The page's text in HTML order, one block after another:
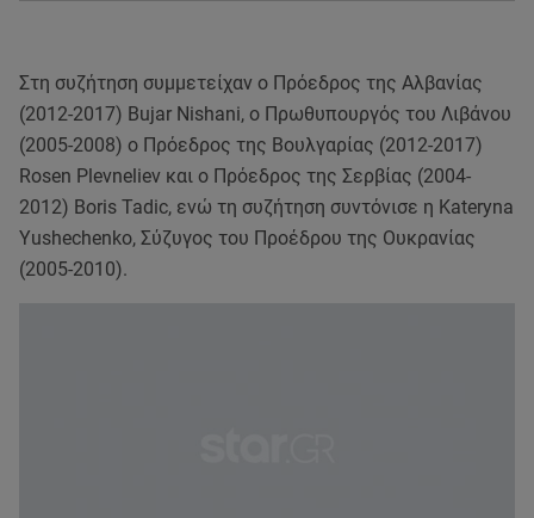
Στη συζήτηση συμμετείχαν ο Πρόεδρος της Αλβανίας
(2012-2017) Bujar Nishani, ο Πρωθυπουργός του Λιβάνου
(2005-2008) ο Πρόεδρος της Βουλγαρίας (2012-2017)
Rosen Plevneliev και ο Πρόεδρος της Σερβίας (2004-
2012) Boris Tadic, ενώ τη συζήτηση συντόνισε η Kateryna
Yushechenko, Σύζυγος του Προέδρου της Ουκρανίας
(2005-2010).